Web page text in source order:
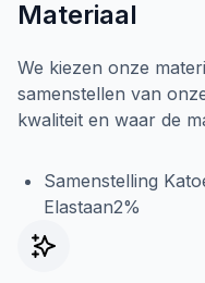
Materiaal
We kiezen onze
samenstellen van
kwaliteit en waar de
Samenstelling
Elastaan2%